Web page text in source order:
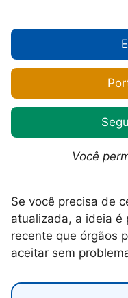
Você
Se você precisa de
atualizada, a ideia é
recente que órgãos
aceitar sem